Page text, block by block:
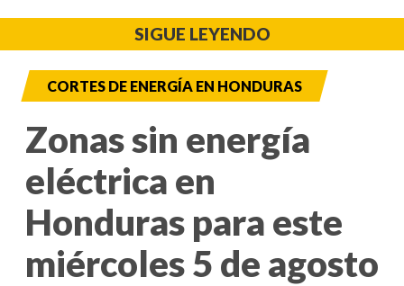
SIGUE LEYENDO
CORTES DE ENERGÍA EN HONDURAS
Zonas sin energía
eléctrica en
Honduras para este
miércoles 5 de agosto